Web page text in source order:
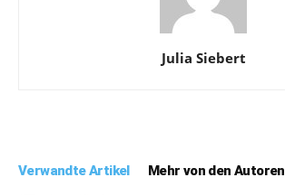
Julia Siebert
Verwandte Artikel Mehr von den Autoren